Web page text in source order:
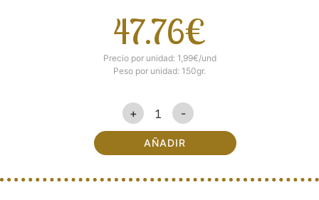
47.76€
Precio por unidad: 1,99€/und
Peso por unidad: 150gr.
+ -
AÑADIR